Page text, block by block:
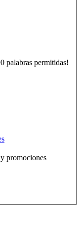
palabras permitidas!
promociones